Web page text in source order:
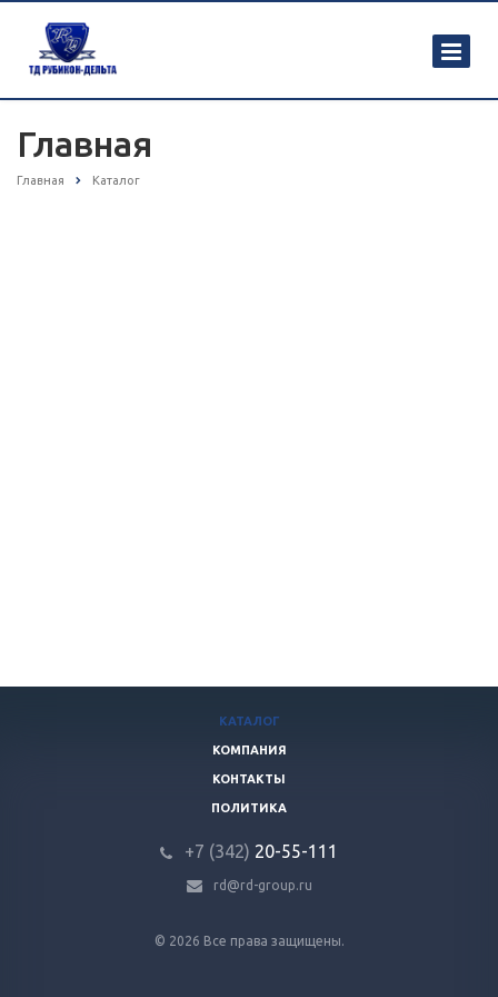
Главная
Главная Каталог
© 2026 Все права защищены.
КАТАЛОГ
КОМПАНИЯ
КОНТАКТЫ
ПОЛИТИКА
+7 (342) 20-55-111
rd@rd-group.ru